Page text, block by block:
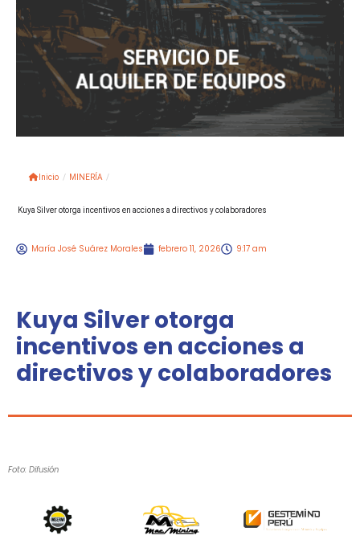
Inicio / MINERÍA /
Kuya Silver otorga incentivos en acciones a directivos y colaboradores
María José Suárez Morales febrero 11, 2026 9:17 am
Kuya Silver otorga
incentivos en acciones a
directivos y colaboradores
Foto: Difusión